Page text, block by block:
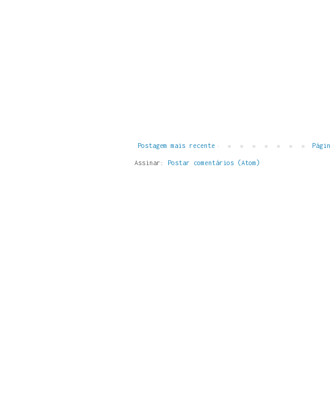
Postagem mais recente
Assinar: Postar comentários (Atom)